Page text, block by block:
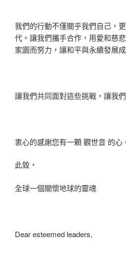
我們的行動不僅關乎我們自己，
代。讓我們攜手合作，用愛和慈
家園而努力，讓和平與永續發展
讓我們共同面對這些挑戰，讓我
衷心的感謝您有一顆 觀世音 的心
此致，
全球一個關懷地球的靈魂
Dear esteemed leaders,